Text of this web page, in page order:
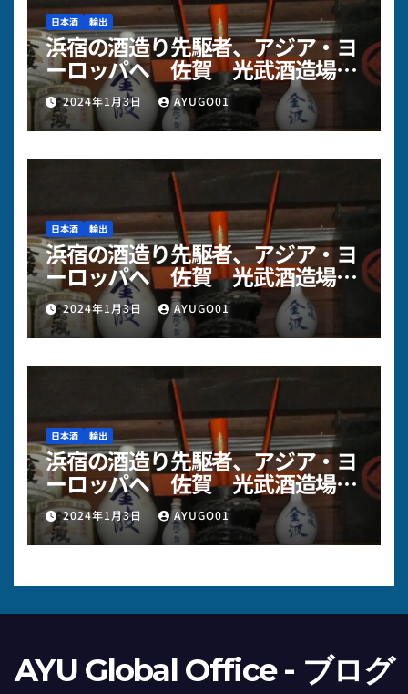
日本酒 輸出
浜宿の酒造り先駆者、アジア・ヨ
ーロッパへ 佐賀 光武酒造場様
～その3
2024年1月3日 AYUGO01
日本酒 輸出
浜宿の酒造り先駆者、アジア・ヨ
ーロッパへ 佐賀 光武酒造場様
～その2
2024年1月3日 AYUGO01
日本酒 輸出
浜宿の酒造り先駆者、アジア・ヨ
ーロッパへ 佐賀 光武酒造場様
～その１
2024年1月3日 AYUGO01
AYU Global Office - ブログ